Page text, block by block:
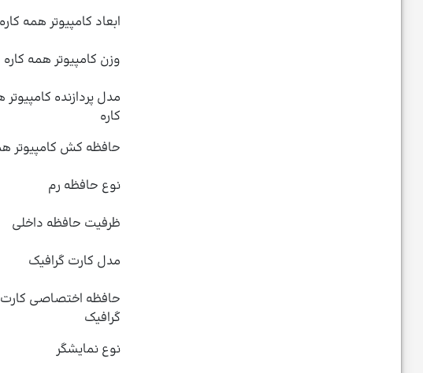
ابعاد کامپیوتر همه کاره
وزن کامپیوتر همه کاره
مدل پردازنده
کاره
حافظه کش کامپیوتر
نوع حافظه رم
ظرفیت حافظه داخلی
مدل کارت گرافیک
حافظه اختصاصی کارت
گرافیک
نوع نمایشگر